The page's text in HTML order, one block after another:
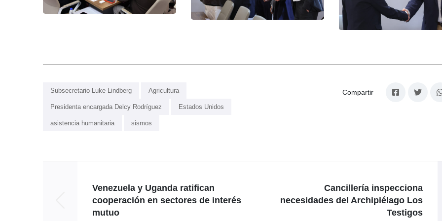
Subsecretario Luke Lindberg Agricultura
Presidenta encargada Delcy Rodríguez Estados Unidos
asistencia humanitaria sismos
Compartir
Venezuela y Uganda ratifican
cooperación en sectores de interés
mutuo
Cancillería inspecciona
necesidades del Archipiélago Los
Testigos